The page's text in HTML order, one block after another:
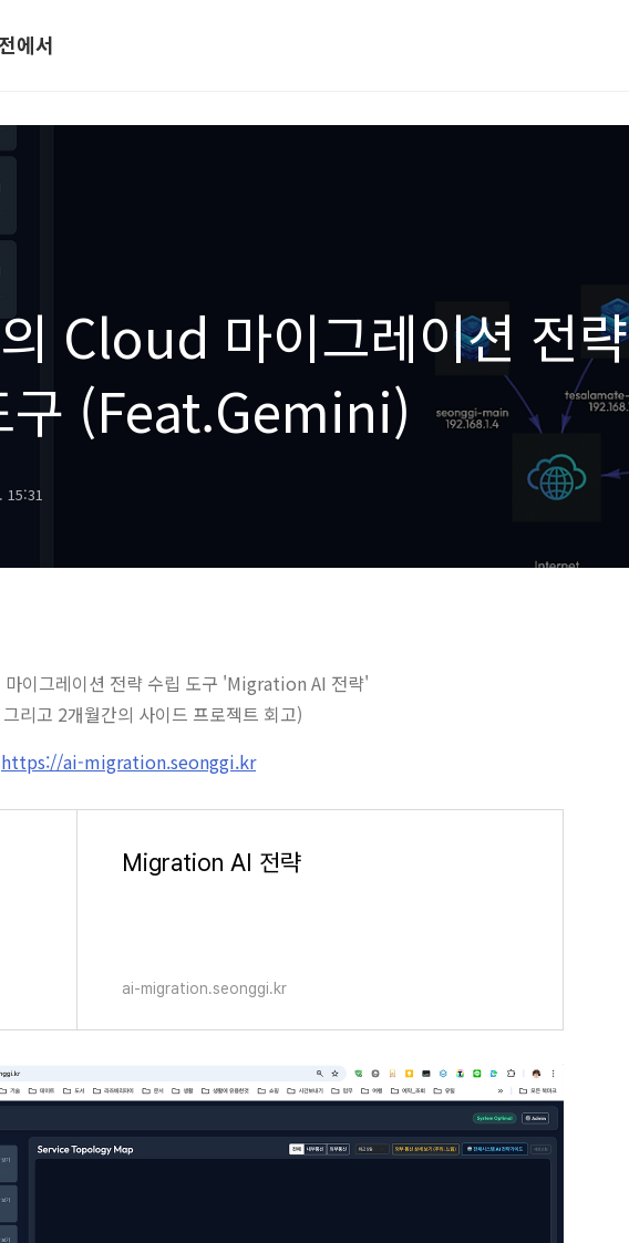
에서
Cloud 마이그레이션 전략
구 (Feat.Gemini)
15:31
이그레이션 전략 수립 도구 'Migration AI 전략'
리고 2개월간의 사이드 프로젝트 회고)
https://ai-migration.seonggi.kr
Migration AI 전략
ai-migration.seonggi.kr